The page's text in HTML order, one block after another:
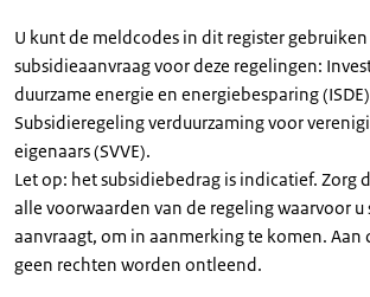
U kunt de meldcodes in dit register
subsidieaanvraag voor deze regelingen:
duurzame energie en energiebesparing
Subsidieregeling verduurzaming voor
eigenaars (SVVE).
Let op: het subsidiebedrag is indicatief. Zorg
alle voorwaarden van de regeling waarvoor u
aanvraagt, om in aanmerking te komen. Aan
geen rechten worden ontleend.